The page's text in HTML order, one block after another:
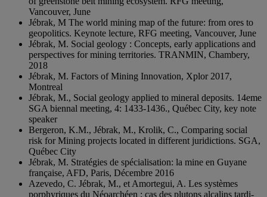
Vancouver, June
Jébrak, M The world mining map of the future: from ores to
geopolitics. Keynote lecture, RFG meeting, Vancouver, June
Jébrak, M. Social geology : Concepts, early applications and
perspectives for mining territories. TRANMIN, Chambery,
2018
Jébrak, M. Factors of Mining Innovation, Xplor 2017,
Montreal
Jébrak, M., Social geology applied to mineral deposits. 14eme
SGA biennal meeting, 4: 1433-1436., Québec City, key note
speaker
Bergeron, K.M., Jébrak, M., Krolik, C., Comparing social
risk for Mining projects located in different juridictions. SGA,
Québec City
Jébrak, M. Stratégies de spécialisation: la mine en Guyane
française, AFD, Paris, Décembre 2016
Azevedo, C. Jébrak, M., et Amortegui, A. Les systèmes
porphyriques du Néoarchéen : cas des plutons alcalins tardi-